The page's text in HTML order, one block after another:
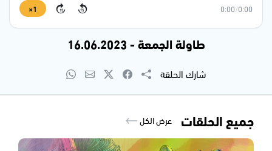
0:00
/
0:00
15
15
1×
طاولة الجمعة - 16.06.2023
شارك الحلقة
جميع الحلقات عرض الكل